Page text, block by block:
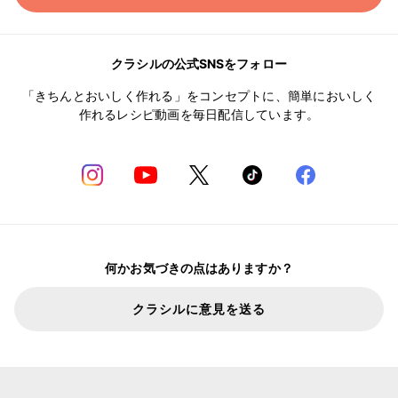
クラシルの公式SNSをフォロー
「きちんとおいしく作れる」をコンセプトに、簡単においしく
作れるレシピ動画を毎日配信しています。
何かお気づきの点はありますか？
クラシルに意見を送る